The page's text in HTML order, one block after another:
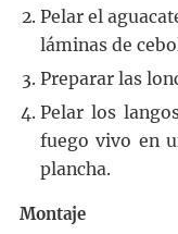
Pelar el
láminas de
Preparar las
Pelar los
fuego vivo en
plancha.
Montaje